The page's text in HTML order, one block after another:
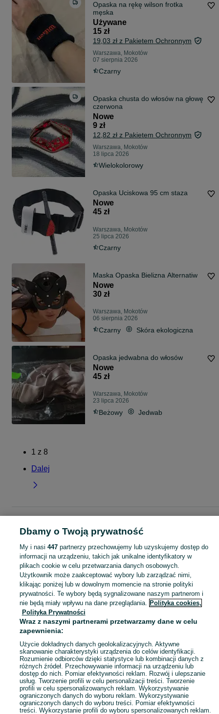
Opaska na rękę wilson frotka
męska
Używane
15 zł
19,03 zł z Pakietem Ochronnym
Warszawa, Mokotów
07 sierpnia 2026
Czarny
Opaska chusta do włosów na głowę
czerwona
Nowe
9 zł
12,82 zł z Pakietem Ochronnym
Warszawa, Mokotów
18 lipca 2026
Wielokolorowy
Opaska Uciskowa 95 cm staza
Nowe
45 zł
Warszawa, Mokotów
25 lipca 2026
Czarny
Maska Opaska Bielizna Alternatiw
Nowe
30 zł
Warszawa, Mokotów
06 sierpnia 2026
Czarny Skóra ekologiczna
Opaska jedwabna do włosów
Nowe
45 zł
Warszawa, Mokotów
23 lipca 2026
Beżowy Jedwab
1 z 8
Dalej
Mazowieckie
Opaski - Warszawa Opaski - Mokotów
KATEGORIA
Szeroki wybór opasek do włosów Warszawa ▶️ materiałowe, welurowe, z kokardą i sportowe ✅ Nowe i używane w dobrych cenach ✌ Sprawdź oferty na OLX.pl! Zobacz
Mapa kategorii
Mapa miejscowości
Mapa ministron
Popularne wyszukiwania
Dbamy o Twoją prywatność
My i nasi 447partnerzy przechowujemy lub uzyskujemy dostęp do
informacji na urządzeniu, takich jak unikalne identyfikatory w
plikach cookie w celu przetwarzania danych osobowych.
Użytkownik może zaakceptować wybory lub zarządzać nimi,
klikając poniżej lub w dowolnym momencie na stronie polityki
prywatności. Te wybory będą sygnalizowane naszym partnerom i
nie będą miały wpływu na dane przeglądania. Polityka cookies,
Polityka Prywatności
Wraz z naszymi partnerami przetwarzamy dane w celu
zapewnienia:
Użycie dokładnych danych geolokalizacyjnych. Aktywne
skanowanie charakterystyki urządzenia do celów identyfikacji.
Rozumienie odbiorców dzięki statystyce lub kombinacji danych z
różnych źródeł. Przechowywanie informacji na urządzeniu lub
dostęp do nich. Pomiar efektywności reklam. Rozwój i ulepszanie
usług. Tworzenie profili w celu personalizacji treści. Tworzenie
profili w celu spersonalizowanych reklam. Wykorzystywanie
ograniczonych danych do wyboru reklam. Wykorzystywanie
ograniczonych danych do wyboru treści. Pomiar efektywności
treści. Wykorzystanie profili do wyboru spersonalizowanych reklam.